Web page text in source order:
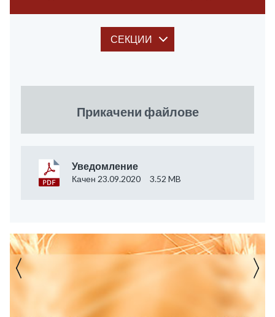
СЕКЦИИ
Прикачени файлове
Уведомление
Качен 23.09.2020 3.52 MB